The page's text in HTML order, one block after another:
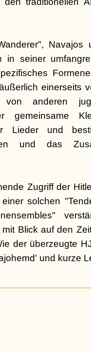
Navajos
in seiner
einerseits
anderen
gemeinsame
Lieder und
und das
Zugriff der
solchen
Blick auf den
der überzeugte
und kurze